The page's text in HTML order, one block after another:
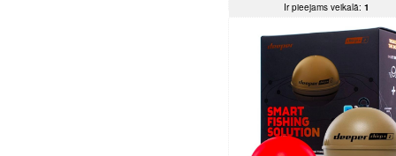
Ir pieejams veikalā: 1